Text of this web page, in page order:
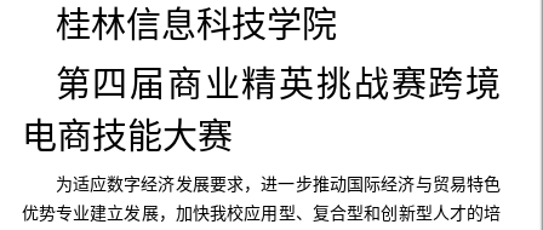
桂林信息科技学院
第四届商业精英挑战赛跨境
电商技能大赛
为适应数字经济发展要求，进一步推动国际经济与贸易特色
优势专业建立发展，加快我校应用型、复合型和创新型人才的培